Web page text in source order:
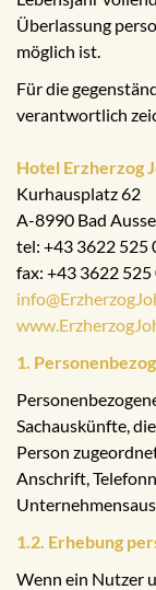
Überlassung
möglich ist.
Für die
verantwortlich
Hotel Erzherzog
Kurhausplatz 62
A-8990 Bad
tel: +43 3622 525
fax: +43 3622
1.
Sachauskünfte,
Person
Anschrift,
1.2. Erhebung
Wenn ein Nutzer